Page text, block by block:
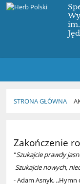
STRONA GŁÓWNA
Zakończenie
"Szukajcie prawdy
Szukajcie nowych,
- Adam Asnyk, ,,Hymn